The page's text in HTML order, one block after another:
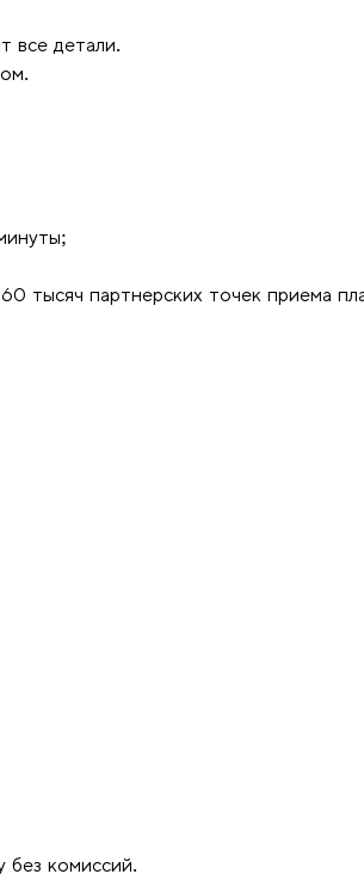
все детали.
тысяч партнерских точек приема
без комиссий.